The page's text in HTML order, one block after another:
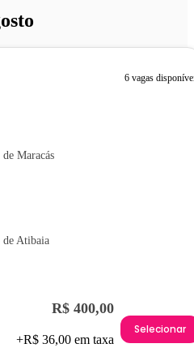
6 vagas
Maracás
Atibaia
R$ 400,00
+R$ 36,00 em taxa
Selecionar